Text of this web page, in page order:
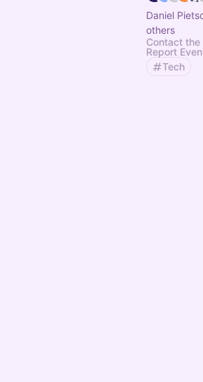
Daniel
others
Contact the
Report
Tech